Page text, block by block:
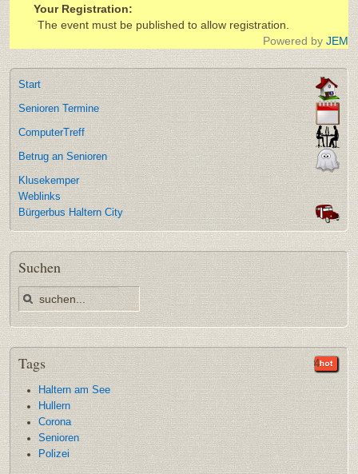
Your Registration:
The event must be published to allow registration.
Powered by JEM
Start
Senioren Termine
ComputerTreff
Betrug an Senioren
Klusekemper
Weblinks
Bürgerbus Haltern City
Suchen
Tags
Haltern am See
35
Hullern
9
Corona
9
Senioren
5
Polizei
4